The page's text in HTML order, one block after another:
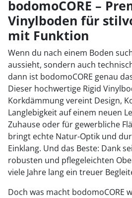
2
bodomoCORE –
Vinylboden für
mit Funktion
Wenn du nach einem Boden
aussieht, sondern auch
dann ist bodomoCORE genau
Dieser hochwertige Rigid
Korkdämmung vereint Design,
Langlebigkeit auf einem neuen
Zuhause oder für gewerbliche
bringt echte Natur-Optik und
Einklang. Und das Beste: Dank
robusten und pflegeleichten
viele Jahre lang ein treuer
Doch was macht bodomoCORE